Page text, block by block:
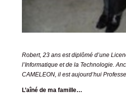
Robert, 23 ans est diplômé d’une
l’Informatique et de la Technologie.
CAMELEON, il est aujourd’hui
L’aîné de ma famille…